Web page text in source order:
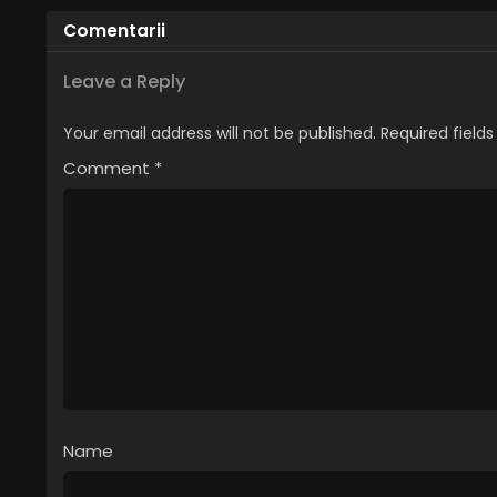
Comentarii
Leave a Reply
Your email address will not be published. Required
Comment *
Name